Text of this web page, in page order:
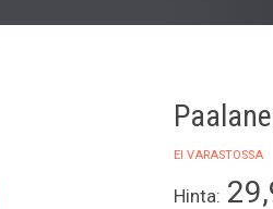
EI VARASTOSSA
Hinta: